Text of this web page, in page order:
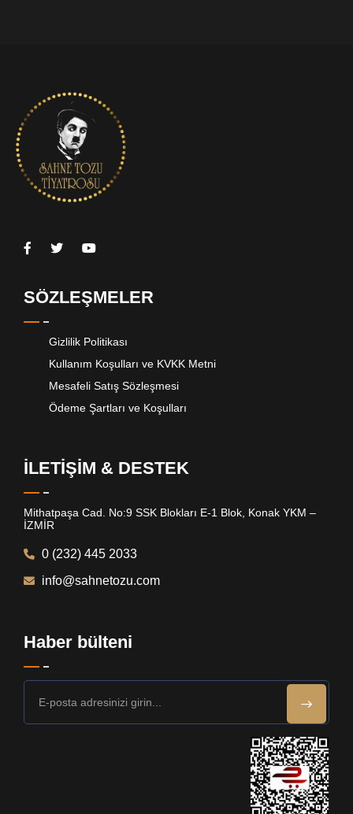
SÖZLEŞMELER
Gizlilik Politikası
Kullanım Koşulları ve KVKK Metni
Mesafeli Satış Sözleşmesi
Ödeme Şartları ve Koşulları
İLETİŞİM & DESTEK
Mithatpaşa Cad. No:9 SSK Blokları E-1 Blok, Konak YKM –
İZMİR
0 (232) 445 2033
info@sahnetozu.com
Haber bülteni